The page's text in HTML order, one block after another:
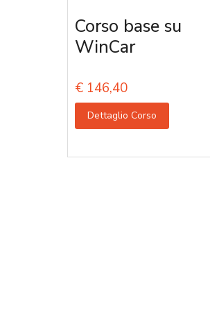
Corso base su
WinCar
€ 146,40
Dettaglio Corso